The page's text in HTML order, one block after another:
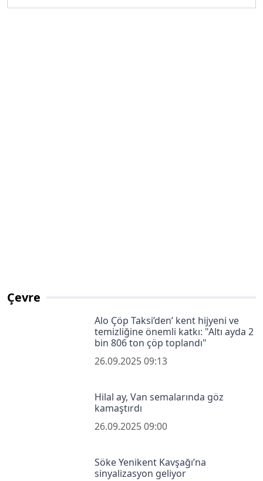
Çevre
Alo Çöp Taksi’den’ kent hijyeni ve
temizliğine önemli katkı: "Altı ayda 2
bin 806 ton çöp toplandı"
26.09.2025 09:13
Hilal ay, Van semalarında göz
kamaştırdı
26.09.2025 09:00
Söke Yenikent Kavşağı’na
sinyalizasyon geliyor